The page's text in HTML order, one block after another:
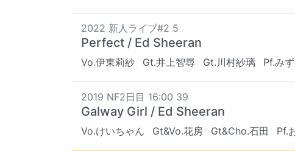
2022 新人ライブ#2 5
Perfect / Ed Sheeran
Vo.伊東莉紗 Gt.井上智尋 Gt.川村紗璃 Pf.み
2019 NF2日目 16:00 39
Galway Girl / Ed Sheeran
Vo.けいちゃん Gt&Vo.花房 Gt&Cho.石田 Pf.